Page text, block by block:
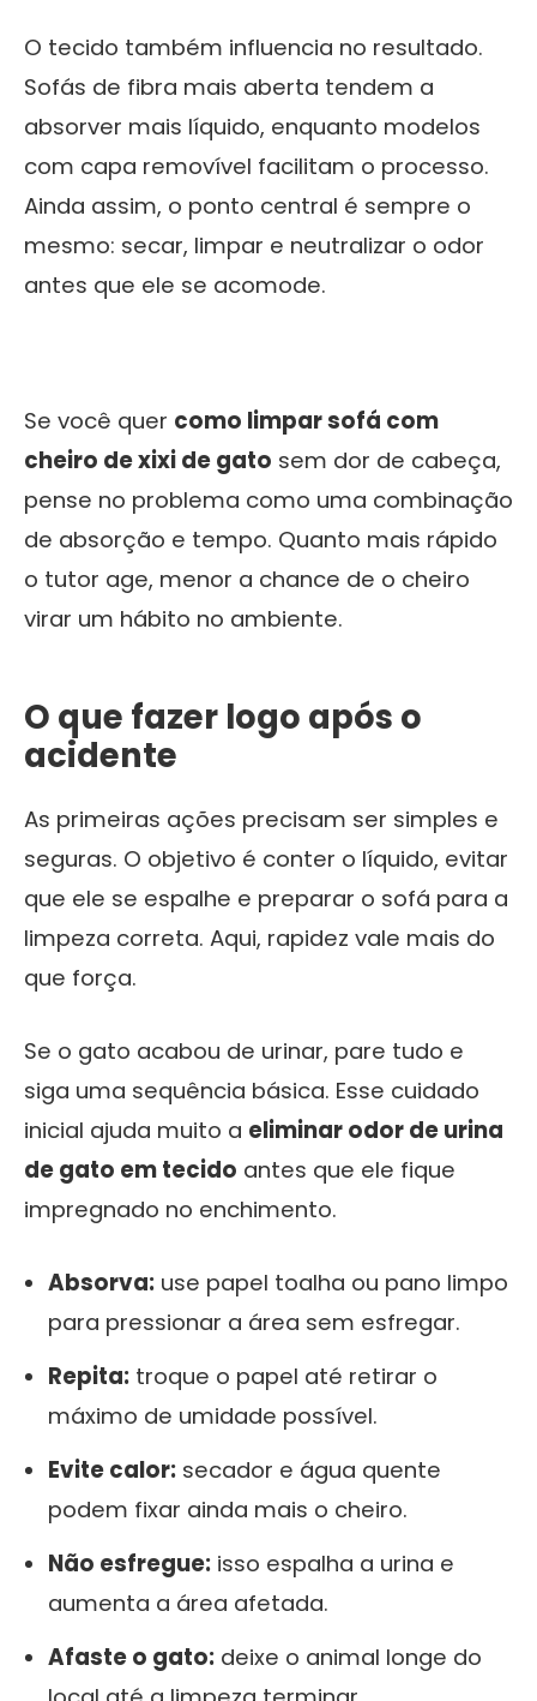
O tecido também influencia no resultado.
Sofás de fibra mais aberta tendem a
absorver mais líquido, enquanto modelos
com capa removível facilitam o processo.
Ainda assim, o ponto central é sempre o
mesmo: secar, limpar e neutralizar o odor
antes que ele se acomode.
Se você quer como limpar sofá com
cheiro de xixi de gato sem dor de cabeça,
pense no problema como uma combinação
de absorção e tempo. Quanto mais rápido
o tutor age, menor a chance de o cheiro
virar um hábito no ambiente.
O que fazer logo após o
acidente
As primeiras ações precisam ser simples e
seguras. O objetivo é conter o líquido, evitar
que ele se espalhe e preparar o sofá para a
limpeza correta. Aqui, rapidez vale mais do
que força.
Se o gato acabou de urinar, pare tudo e
siga uma sequência básica. Esse cuidado
inicial ajuda muito a eliminar odor de urina
de gato em tecido antes que ele fique
impregnado no enchimento.
Absorva: use papel toalha ou pano limpo
para pressionar a área sem esfregar.
Repita: troque o papel até retirar o
máximo de umidade possível.
Evite calor: secador e água quente
podem fixar ainda mais o cheiro.
Não esfregue: isso espalha a urina e
aumenta a área afetada.
Afaste o gato: deixe o animal longe do